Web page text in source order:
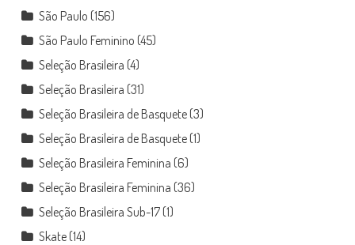
São Paulo (156)
São Paulo Feminino (45)
Seleção Brasileira (4)
Seleção Brasileira (31)
Seleção Brasileira de Basquete(3)
Seleção Brasileira de Basquete(1)
Seleção Brasileira Feminina (6)
Seleção Brasileira Feminina (36)
Seleção Brasileira Sub-17(1)
Skate(14)